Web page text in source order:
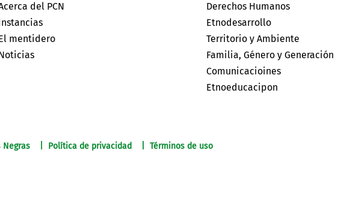
del PCN
mentidero
Derechos Humanos
Etnodesarrollo
Territorio y Ambiente
Familia, Género y Generación
Comunicacioines
Etnoeducacipon
Negras | Política de privacidad | Términos de uso